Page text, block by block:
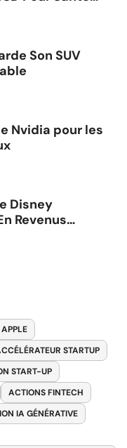
Son SUV
Nvidia pour les
Disney
Revenus
STARTUP
START-UP
ACTIONS FINTECH
IA GÉNÉRATIVE